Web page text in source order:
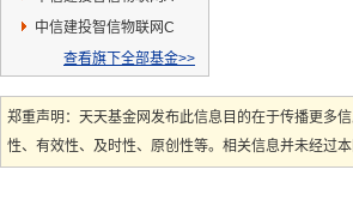
中信建投智信物联网C
查看旗下全部基金>>
郑重声明：天天基金网发布此信息目的在于传播更多
性、有效性、及时性、原创性等。相关信息并未经过